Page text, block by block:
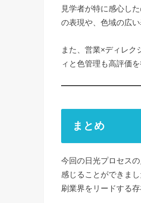
見学者が特に感心し
の表現や、色域の広
また、営業×ディレク
ィと色管理も高評価を
まとめ
今回の日光プロセス
感じることができま
刷業界をリードする